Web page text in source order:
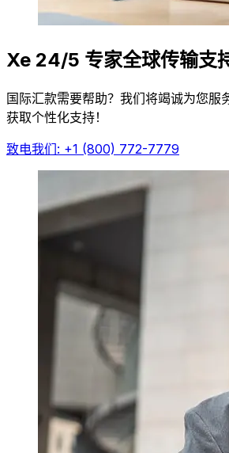
Xe 24/5 专家全球传输支
国际汇款需要帮助？我们将竭诚为您服
获取个性化支持！
致电我们: +1 (800) 772-7779